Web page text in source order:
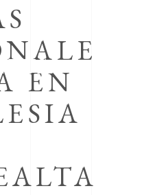
EN